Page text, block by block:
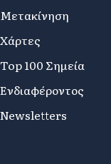
Μετακίνηση
Χάρτες
Top 100 Σημεία
Ενδιαφέροντος
Newsletters